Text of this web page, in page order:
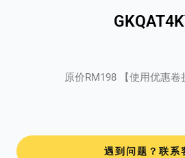
原价RM198 【使用优惠卷
遇到问题？联系